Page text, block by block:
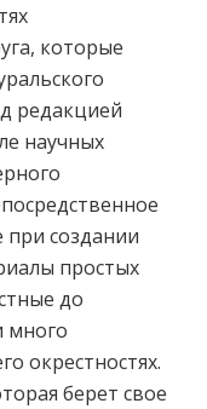
которые
редакцией
научных
при создании
простых
до
много
окрестностях.
берет свое